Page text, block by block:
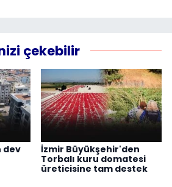
çekebilir
dev
İzmir Büyükşehir'den
Torbalı kuru domatesi
üreticisine tam destek